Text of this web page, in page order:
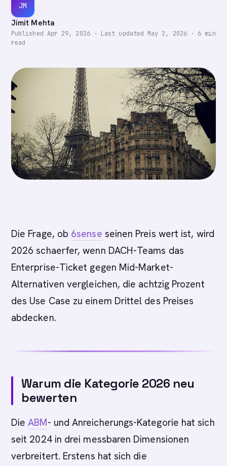
JM
Jimit Mehta
Published Apr 29, 2026· Last updated May 2, 2026· 6 min
read
Die Frage, ob 6sense seinen Preis wert ist, wird
2026 schaerfer, wenn DACH-Teams das
Enterprise-Ticket gegen Mid-Market-
Alternativen vergleichen, die achtzig Prozent
des Use Case zu einem Drittel des Preises
abdecken.
Warum die Kategorie 2026 neu
bewerten
DieABM- und Anreicherungs-Kategorie hat sich
seit 2024 in drei messbaren Dimensionen
verbreitert. Erstens hat sich die